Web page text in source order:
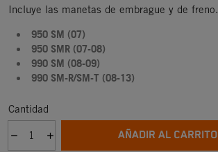
Incluye las manetas de embrague y de freno.
950 SM (07)
950 SMR (07-08)
990 SM (08-09)
990 SM-R/SM-T (08-13)
Cantidad
AÑADIR AL CARRITO